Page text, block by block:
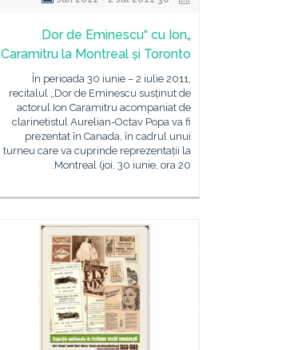
„Dor de Eminescu“ cu Ion
Caramitru la Montreal și Toronto
În perioada 30 iunie – 2 iulie 2011,
recitalul „Dor de Eminescu susținut de
actorul Ion Caramitru acompaniat de
clarinetistul Aurelian-Octav Popa va fi
prezentat în Canada, în cadrul unui
turneu care va cuprinde reprezentații la
Montreal (joi, 30 iunie, ora 20.